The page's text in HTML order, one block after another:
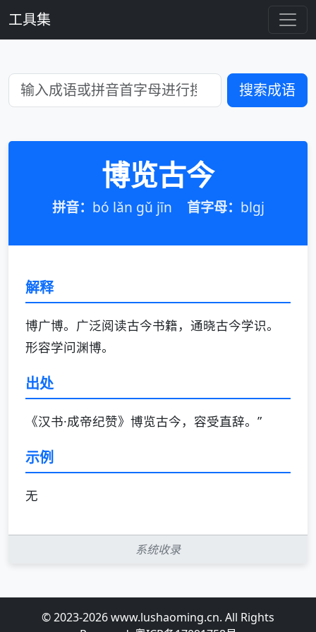
工具集
搜索成语
博览古今
拼音： bó lǎn gǔ jīn 首字母： blgj
解释
博广博。广泛阅读古今书籍，通晓古今学识。
形容学问渊博。
出处
《汉书·成帝纪赞》博览古今，容受直辞。”
示例
无
系统收录
© 2023-2026 www.lushaoming.cn. All Rights